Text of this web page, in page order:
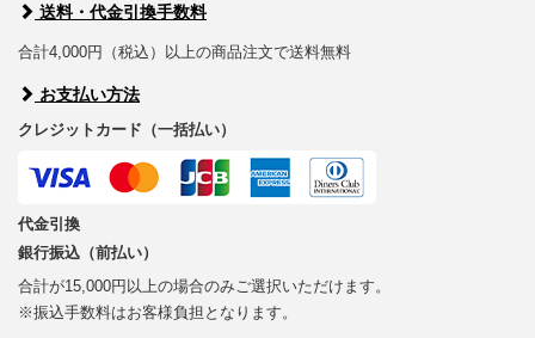
送料・代金引換手数料
合計4,000円（税込）以上の商品注文で送料無料
お支払い方法
クレジットカード（一括払い）
代金引換
銀行振込（前払い）
合計が15,000円以上の場合のみご選択いただけます。
※振込手数料はお客様負担となります。